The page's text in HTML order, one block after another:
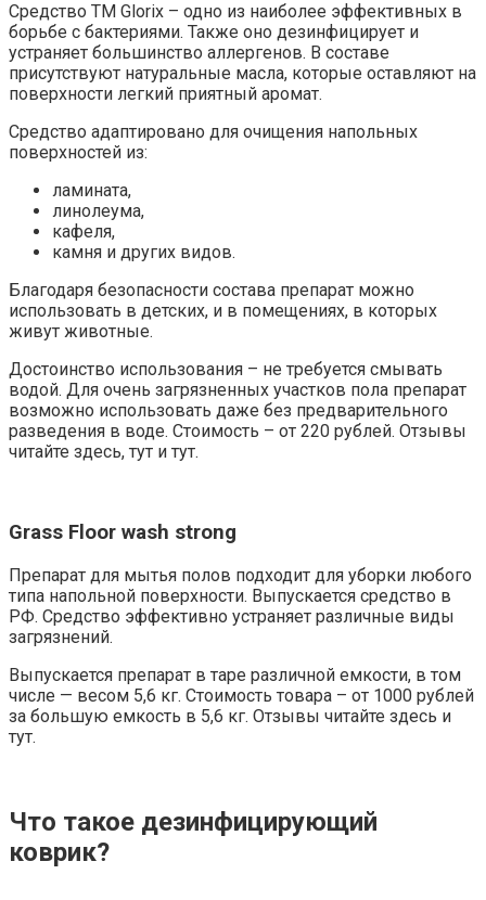
Средство ТМ Glorix – одно из наиболее эффективных в
борьбе с бактериями. Также оно дезинфицирует и
устраняет большинство аллергенов. В составе
присутствуют натуральные масла, которые оставляют на
поверхности легкий приятный аромат.
Средство адаптировано для очищения напольных
поверхностей из:
ламината,
линолеума,
кафеля,
камня и других видов.
Благодаря безопасности состава препарат можно
использовать в детских, и в помещениях, в которых
живут животные.
Достоинство использования – не требуется смывать
водой. Для очень загрязненных участков пола препарат
возможно использовать даже без предварительного
разведения в воде. Стоимость – от 220 рублей. Отзывы
читайте здесь, тут и тут.
Grass Floor wash strong
Препарат для мытья полов подходит для уборки любого
типа напольной поверхности. Выпускается средство в
РФ. Средство эффективно устраняет различные виды
загрязнений.
Выпускается препарат в таре различной емкости, в том
числе — весом 5,6 кг. Стоимость товара – от 1000 рублей
за большую емкость в 5,6 кг. Отзывы читайте здесь и
тут.
Что такое дезинфицирующий
коврик?